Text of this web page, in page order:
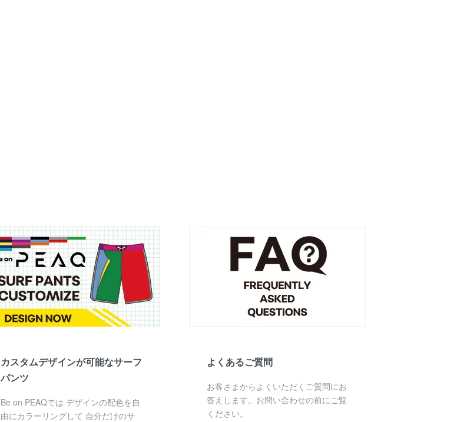
カスタムデザインが可能なサーフ
パンツ
Be on PEAQでは デザインの配色を自
由にカラーリングして 自分だけのサ
よくあるご質問
お客さまからよくいただくご質問にお
答えします。お問い合わせの前にご覧
ください。